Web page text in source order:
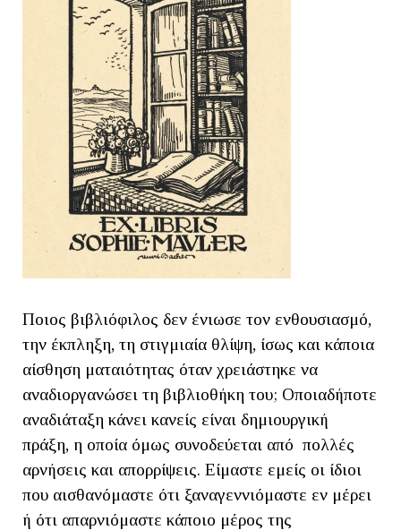
Ποιος βιβλιόφιλος δεν ένιωσε τον ενθουσιασμό,
την έκπληξη, τη στιγμιαία θλίψη, ίσως και κάποια
αίσθηση ματαιότητας όταν χρειάστηκε να
αναδιοργανώσει τη βιβλιοθήκη του; Οποιαδήποτε
αναδιάταξη κάνει κανείς είναι δημιουργική
πράξη, η οποία όμως συνοδεύεται από πολλές
αρνήσεις και απορρίψεις. Είμαστε εμείς οι ίδιοι
που αισθανόμαστε ότι ξαναγεννιόμαστε εν μέρει
ή ότι απαρνιόμαστε κάποιο μέρος της